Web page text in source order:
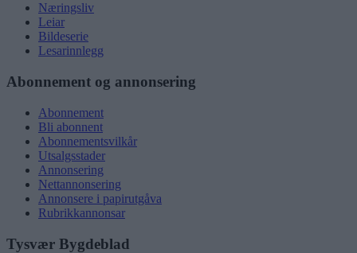
Næringsliv
Leiar
Bildeserie
Lesarinnlegg
Abonnement og annonsering
Abonnement
Bli abonnent
Abonnementsvilkår
Utsalgsstader
Annonsering
Nettannonsering
Annonsere i papirutgåva
Rubrikkannonsar
Tysvær Bygdeblad